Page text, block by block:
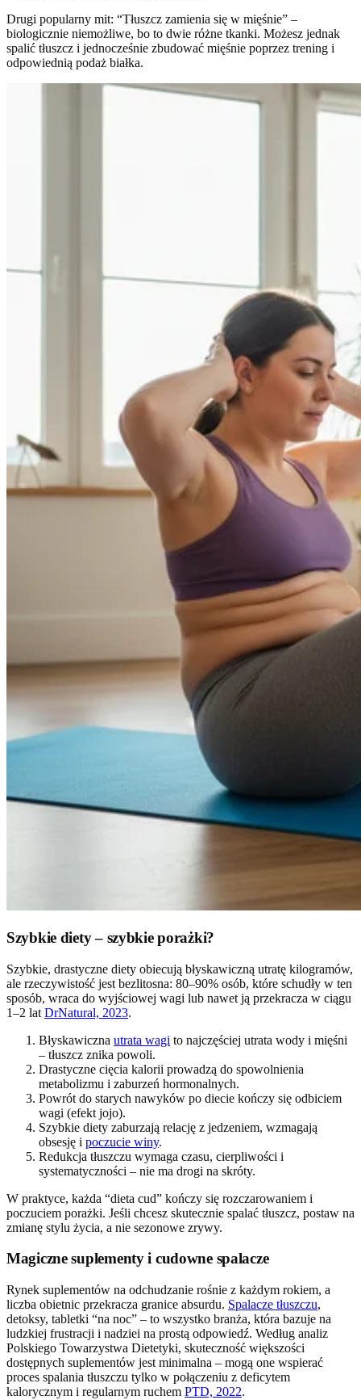
Drugi popularny mit: “Tłuszcz zamienia się w mięśnie” –
biologicznie niemożliwe, bo to dwie różne tkanki. Możesz jednak
spalić tłuszcz i jednocześnie zbudować mięśnie poprzez trening i
odpowiednią podaż białka.
Szybkie diety – szybkie porażki?
Szybkie, drastyczne diety obiecują błyskawiczną utratę kilogramów,
ale rzeczywistość jest bezlitosna: 80–90% osób, które schudły w ten
sposób, wraca do wyjściowej wagi lub nawet ją przekracza w ciągu
1–2 lat DrNatural, 2023.
Błyskawiczna utrata wagi to najczęściej utrata wody i mięśni
– tłuszcz znika powoli.
Drastyczne cięcia kalorii prowadzą do spowolnienia
metabolizmu i zaburzeń hormonalnych.
Powrót do starych nawyków po diecie kończy się odbiciem
wagi (efekt jojo).
Szybkie diety zaburzają relację z jedzeniem, wzmagają
obsesję i poczucie winy.
Redukcja tłuszczu wymaga czasu, cierpliwości i
systematyczności – nie ma drogi na skróty.
W praktyce, każda “dieta cud” kończy się rozczarowaniem i
poczuciem porażki. Jeśli chcesz skutecznie spalać tłuszcz, postaw na
zmianę stylu życia, a nie sezonowe zrywy.
Magiczne suplementy i cudowne spalacze
Rynek suplementów na odchudzanie rośnie z każdym rokiem, a
liczba obietnic przekracza granice absurdu. Spalacze tłuszczu,
detoksy, tabletki “na noc” – to wszystko branża, która bazuje na
ludzkiej frustracji i nadziei na prostą odpowiedź. Według analiz
Polskiego Towarzystwa Dietetyki, skuteczność większości
dostępnych suplementów jest minimalna – mogą one wspierać
proces spalania tłuszczu tylko w połączeniu z deficytem
kalorycznym i regularnym ruchem PTD, 2022.